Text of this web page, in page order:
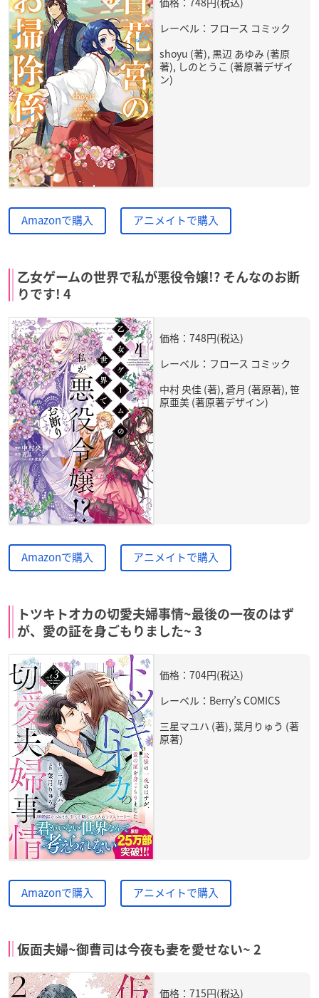
レーベル：フロース コミック
shoyu (著), 黒辺 あゆみ (著原
著), しのとうこ (著原著デザイ
ン)
Amazonで購入 アニメイトで購入
乙女ゲームの世界で私が悪役令嬢!? そんなのお断
りです! 4
価格：748円(税込)
レーベル：フロース コミック
中村 央佳 (著), 蒼月 (著原著), 笹
原亜美 (著原著デザイン)
Amazonで購入 アニメイトで購入
トツキトオカの切愛夫婦事情~最後の一夜のはず
が、愛の証を身ごもりました~ 3
価格：704円(税込)
レーベル：Berry’s COMICS
三星マユハ (著), 葉月りゅう (著
原著)
Amazonで購入 アニメイトで購入
仮面夫婦~御曹司は今夜も妻を愛せない~ 2
価格：715円(税込)